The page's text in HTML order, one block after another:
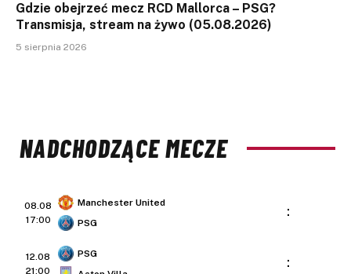
Gdzie obejrzeć mecz RCD Mallorca – PSG?
Transmisja, stream na żywo (05.08.2026)
5 sierpnia 2026
NADCHODZĄCE MECZE
08.08
17:00
Manchester United
PSG
:
12.08
21:00
PSG
: